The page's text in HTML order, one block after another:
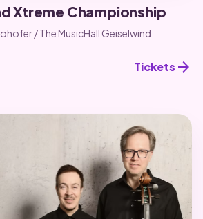
Xtreme Championship
/ The MusicHall Geiselwind
Tickets arrow_forward